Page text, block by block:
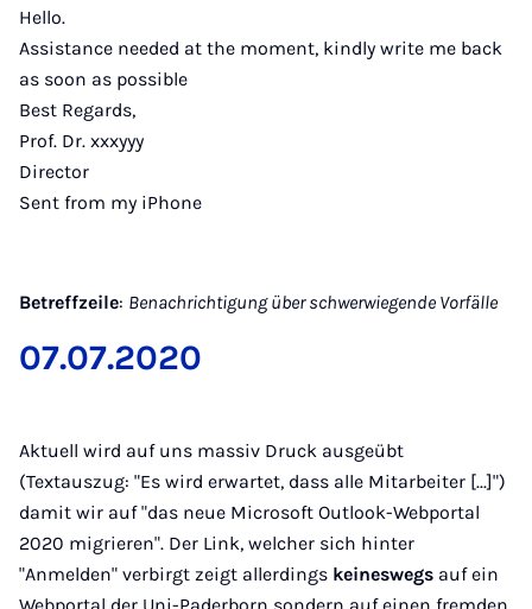
Hello.
Assistance needed at the moment, kindly write me back
as soon as possible
Best Regards,
Prof. Dr. xxxyyy
Director
Sent from my iPhone
Betreffzeile: Benachrichtigung über schwerwiegende Vorfälle
07.07.2020
Aktuell wird auf uns massiv Druck ausgeübt
(Textauszug: "Es wird erwartet, dass alle Mitarbeiter [...]")
damit wir auf "das neue Microsoft Outlook-Webportal
2020 migrieren". Der Link, welcher sich hinter
"Anmelden" verbirgt zeigt allerdings keineswegs auf ein